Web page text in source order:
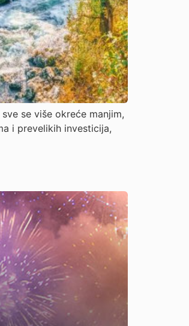
se više okreće manjim,
i prevelikih investicija,